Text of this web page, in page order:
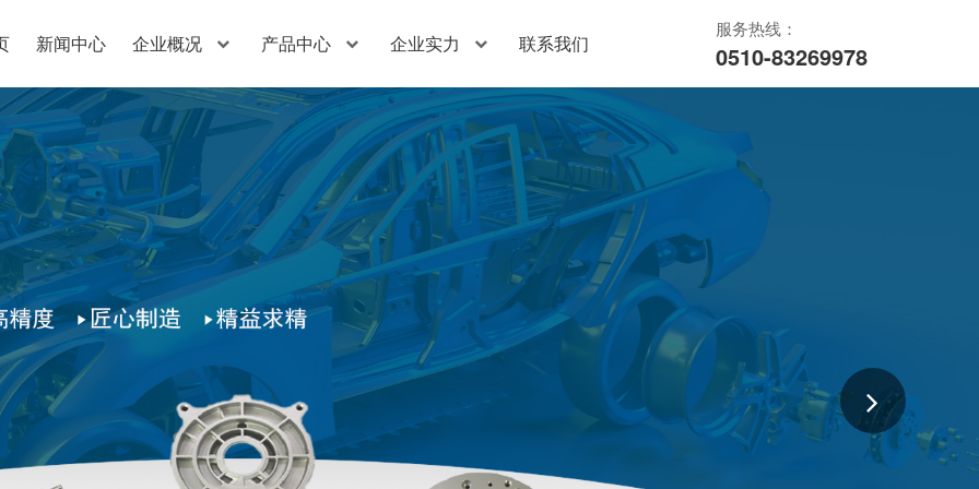
新闻中心 企业概况 产品中心 企业实力 联系我们
服务热线：
0510-83269978